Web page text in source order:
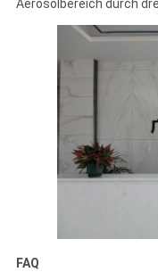
Aerosolbereich durch
FAQ